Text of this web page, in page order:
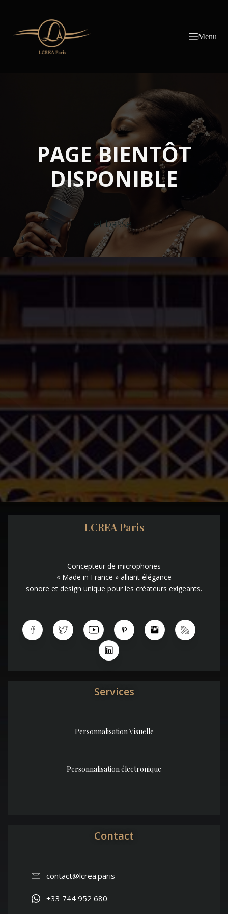
Menu
PAGE BIENTÔT
DISPONIBLE
et basse.
LCREA Paris
Concepteur de microphones
« Made in France » alliant élégance
sonore et design unique pour les créateurs exigeants.
Services
Personnalisation Visuelle
Personnalisation électronique
Contact
contact@lcrea.paris
+33 744 952 680